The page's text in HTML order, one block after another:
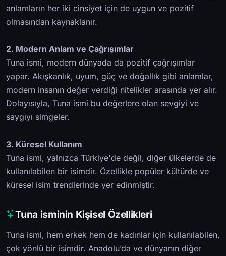
anlamların her iki cinsiyet için de uygun ve pozitif
olmasından kaynaklanır.
2. Modern Anlam ve Çağrışımlar
Tuna ismi, modern dünyada da pozitif çağrışımlar
yapar. Akışkanlık, uyum, güç ve doğallık gibi anlamlar,
modern insanın değer verdiği nitelikler arasında yer alır.
Dolayısıyla, Tuna ismi bu değerlere olan sevgiyi ve
saygıyı simgeler.
3. Küresel Kullanım
Tuna ismi, yalnızca Türkiye'de değil, diğer ülkelerde de
kullanılabilen bir isimdir. Özellikle popüler kültürde ve
küresel isim trendlerinde yer edinmiştir.
Tuna isminin Kişisel Özellikleri
Tuna ismi, hem erkek hem de kadınlar için kullanılabilen,
çok yönlü bir isimdir. Anadolu’da ve dünyanın diğer